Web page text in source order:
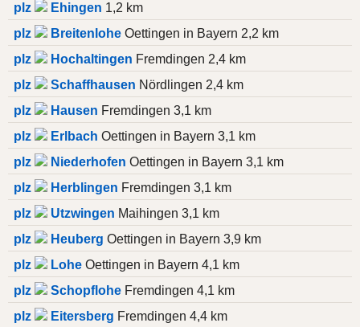
plz Ehingen 1,2 km
plz
Breitenlohe Oettingen in Bayern 2,2 km
plz
Hochaltingen Fremdingen 2,4 km
plz
Schaffhausen Nördlingen 2,4 km
plz
Hausen Fremdingen 3,1 km
plz
Erlbach Oettingen in Bayern 3,1 km
plz
Niederhofen Oettingen in Bayern 3,1 km
plz
Herblingen Fremdingen 3,1 km
plz
Utzwingen Maihingen 3,1 km
plz
Heuberg Oettingen in Bayern 3,9 km
plz
Lohe Oettingen in Bayern 4,1 km
plz
Schopflohe Fremdingen 4,1 km
plz
Eitersberg Fremdingen 4,4 km